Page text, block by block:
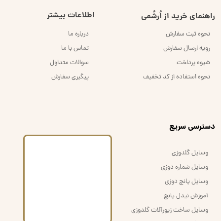
راهنمای خرید از اُرشُمی
نحوه ثبت سفارش
رویه ارسال سفارش
شیوه پرداخت
نحوه استفاده از کد تخفیف
اطلاعات بیشتر
درباره ما
تماس با ما
سوالات متداول
پیگیری سفارش
​دسترسی سریع
وسایل گلدوزی
وسایل شماره دوزی
وسایل پانچ دوزی
آموزش نیدل پانچ
وسایل ساخت زیورآلات گلدوزی